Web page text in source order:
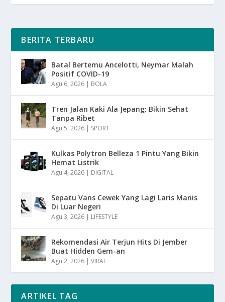
BERITA TERBARU
Batal Bertemu Ancelotti, Neymar Malah
Positif COVID-19
Agu 6, 2026 | BOLA
Tren Jalan Kaki Ala Jepang: Bikin Sehat
Tanpa Ribet
Agu 5, 2026 | SPORT
Kulkas Polytron Belleza 1 Pintu Yang Bikin
Hemat Listrik
Agu 4, 2026 | DIGITAL
Sepatu Vans Cewek Yang Lagi Laris Manis
Di Luar Negeri
Agu 3, 2026 | LIFESTYLE
Rekomendasi Air Terjun Hits Di Jember
Buat Hidden Gem-an
Agu 2, 2026 |VIRAL
ARTIKEL TAG